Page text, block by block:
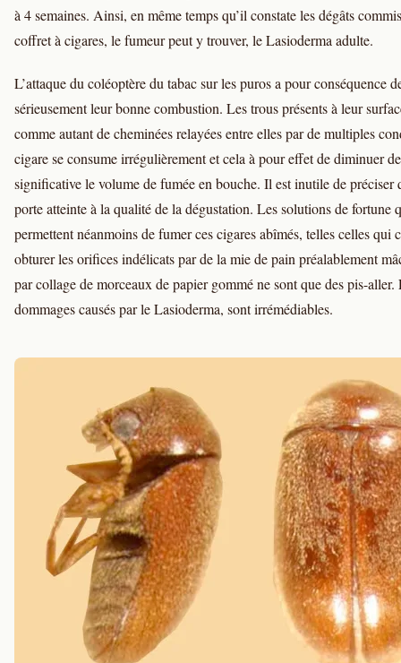
à 4 semaines. Ainsi, en même temps qu’il constate les dégâts
coffret à cigares, le fumeur peut y trouver, le Lasioderma adulte.
L’attaque du coléoptère du tabac sur les puros a pour conséquence
sérieusement leur bonne combustion. Les trous présents à leur
comme autant de cheminées relayées entre elles par de multiples
cigare se consume irrégulièrement et cela à pour effet de diminuer
significative le volume de fumée en bouche. Il est inutile de préciser
porte atteinte à la qualité de la dégustation. Les solutions de fortune
permettent néanmoins de fumer ces cigares abîmés, telles celles qui
obturer les orifices indélicats par de la mie de pain préalablement
par collage de morceaux de papier gommé ne sont que des pis-aller.
dommages causés par le Lasioderma, sont irrémédiables.